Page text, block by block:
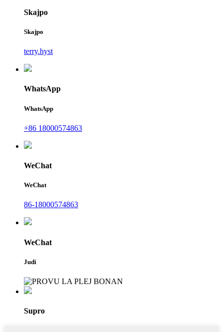
Skajpo
Skajpo
terry.hyst
WhatsApp
WhatsApp
+86 18000574863
WeChat
WeChat
86-18000574863
WeChat
Judi
Supro